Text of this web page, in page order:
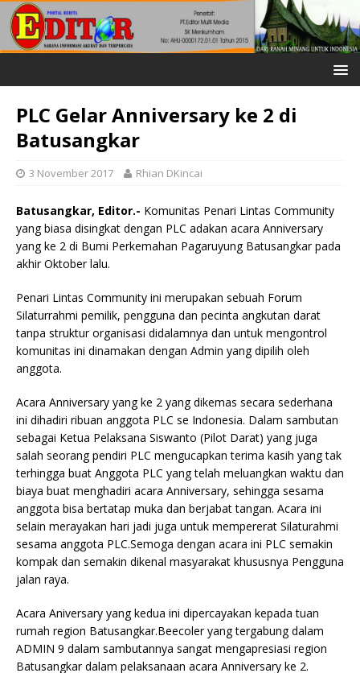
PLC Gelar Anniversary ke 2 di
Batusangkar
3 November 2017 Rhian DKincai
Batusangkar, Editor.- Komunitas Penari Lintas Community
yang biasa disingkat dengan PLC adakan acara Anniversary
yang ke 2 di Bumi Perkemahan Pagaruyung Batusangkar pada
akhir Oktober lalu.
Penari Lintas Community ini merupakan sebuah Forum
Silaturrahmi pemilik, pengguna dan pecinta angkutan darat
tanpa struktur organisasi didalamnya dan untuk mengontrol
komunitas ini dinamakan dengan Admin yang dipilih oleh
anggota.
Acara Anniversary yang ke 2 yang dikemas secara sederhana
ini dihadiri ribuan anggota PLC se Indonesia. Dalam sambutan
sebagai Ketua Pelaksana Siswanto (Pilot Darat) yang juga
salah seorang pendiri PLC mengucapkan terima kasih yang tak
terhingga buat Anggota PLC yang telah meluangkan waktu dan
biaya buat menghadiri acara Anniversary, sehingga sesama
anggota bisa bertatap muka dan berjabat tangan. Acara ini
selain merayakan hari jadi juga untuk mempererat Silaturahmi
sesama anggota PLC.Semoga dengan acara ini PLC semakin
kompak dan semakin dikenal masyarakat khususnya Pengguna
jalan raya.
Acara Aniversary yang kedua ini dipercayakan kepada tuan
rumah region Batusangkar.Beecoler yang tergabung dalam
ADMIN 9 dalam sambutannya sangat mengapresiasi region
Batusangkar dalam pelaksanaan acara Anniversary ke 2.